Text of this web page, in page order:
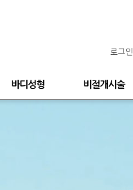
로그인
바디성형 비절개시술